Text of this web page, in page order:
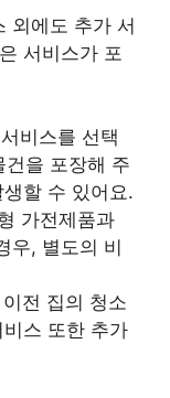
외에도 추가 서
서비스가 포
비스를 선택
을 포장해 주
할 수 있어요.
가전제품과
우, 별도의 비
전 집의 청소
스 또한 추가